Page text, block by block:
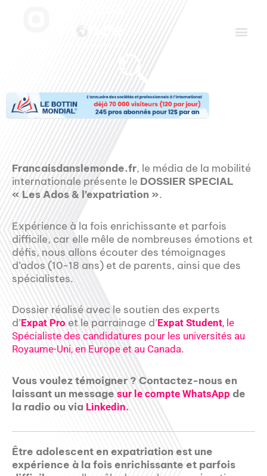
Francaisdanslemonde.fr, le média de la mobilité
internationale présente le DOSSIER SPECIAL
« Les Ados & l’expatriation ».
Expérience à la fois enrichissante et parfois
difficile, car elle mêle de nombreuses émotions et
défis, nous allons écouter des témoignages
d’ados (10-18 ans) et de parents, ainsi que des
spécialistes.
Dossier réalisé avec le soutien des experts
d’Expat Pro et le parrainage d’Expat Student, le
Spécialiste des candidatures pour les universités au
Royaume-Uni, en Europe et au Canada.
Vous voulez témoigner ? Contactez-nous en
laissant un message sur le compte WhatsApp de
la radio ou via Linkedin.
Être adolescent en expatriation est une
expérience à la fois enrichissante et parfois